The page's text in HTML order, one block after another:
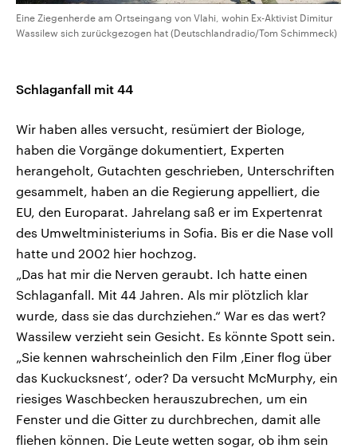
Eine Ziegenherde am Ortseingang von Vlahi, wohin Ex-Aktivist Dimitur
Wassilew sich zurückgezogen hat (Deutschlandradio/Tom Schimmeck)
Schlaganfall mit 44
Wir haben alles versucht, resümiert der Biologe,
haben die Vorgänge dokumentiert, Experten
herangeholt, Gutachten geschrieben, Unterschriften
gesammelt, haben an die Regierung appelliert, die
EU, den Europarat. Jahrelang saß er im Expertenrat
des Umweltministeriums in Sofia. Bis er die Nase voll
hatte und 2002 hier hochzog.
„Das hat mir die Nerven geraubt. Ich hatte einen
Schlaganfall. Mit 44 Jahren. Als mir plötzlich klar
wurde, dass sie das durchziehen.“ War es das wert?
Wassilew verzieht sein Gesicht. Es könnte Spott sein.
„Sie kennen wahrscheinlich den Film ‚Einer flog über
das Kuckucksnest‘, oder? Da versucht McMurphy, ein
riesiges Waschbecken herauszubrechen, um ein
Fenster und die Gitter zu durchbrechen, damit alle
fliehen können. Die Leute wetten sogar, ob ihm sein